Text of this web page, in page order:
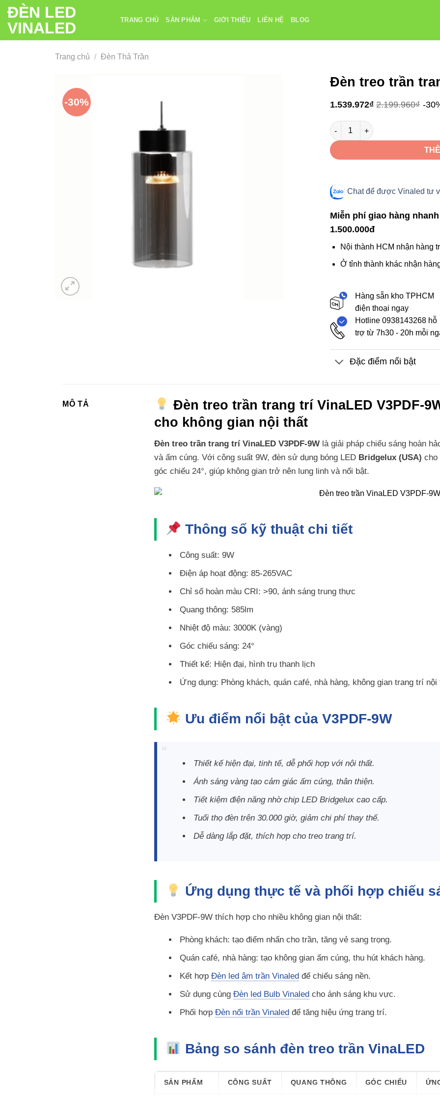
Chuyển
đến
nội
dung
ĐÈN LED
VINALED
TRANG CHỦ SẢN PHẨM GIỚI THIỆU LIÊN HỆ BLOG
Trang chủ / Đèn Thả Trần
-30%
Đèn treo trần
1.539.972₫ 2.199.960₫ -
Đèn treo trần trang trí VinaLED
Chat để được Vinaled tư
Miễn phí giao hàng
1.500.000đ
Nội thành HCM nhận hàng
Ở tỉnh thành khác nhận
Hàng sẵn kho TPHCM
điện thoại ngay
Hotline 0938143268 hỗ
trợ từ 7h30 - 20h mỗi
Đặc điểm nổi bật
MÔ TẢ
Đèn treo trần trang trí VinaLED V3PDF-
cho không gian nội thất
Đèn treo trần trang trí VinaLED V3PDF-9Wlà giải pháp chiếu sáng hoàn
và ấm cúng. Với công suất 9W, đèn sử dụng bóng LED Bridgelux (USA) cho
góc chiếu 24°, giúp không gian trở nên lung linh và nổi bật.
Thông số kỹ thuật chi tiết
Công suất: 9W
Điện áp hoạt động: 85-265VAC
Chỉ số hoàn màu CRI: >90, ánh sáng trung thực
Quang thông: 585lm
Nhiệt độ màu: 3000K (vàng)
Góc chiếu sáng: 24°
Thiết kế: Hiện đại, hình trụ thanh lịch
Ứng dụng: Phòng khách, quán café, nhà hàng, không gian trang trí nội
Ưu điểm nổi bật của V3PDF-9W
Thiết kế hiện đại, tinh tế, dễ phối hợp với nội thất.
Ánh sáng vàng tạo cảm giác ấm cúng, thân thiện.
Tiết kiệm điện năng nhờ chip LED Bridgelux cao cấp.
Tuổi thọ đèn trên 30.000 giờ, giảm chi phí thay thế.
Dễ dàng lắp đặt, thích hợp cho treo trang trí.
Ứng dụng thực tế và phối hợp chiếu
Đèn V3PDF-9W thích hợp cho nhiều không gian nội thất:
Phòng khách: tạo điểm nhấn cho trần, tăng vẻ sang trọng.
Quán café, nhà hàng: tạo không gian ấm cúng, thu hút khách hàng.
Kết hợp Đèn led âm trần Vinaled để chiếu sáng nền.
Sử dụng cùng Đèn led Bulb Vinaled cho ánh sáng khu vực.
Phối hợp Đèn nổi trần Vinaled để tăng hiệu ứng trang trí.
Bảng so sánh đèn treo trần VinaLED
SẢN PHẨM CÔNG SUẤT QUANG THÔNG GÓC CHIẾU